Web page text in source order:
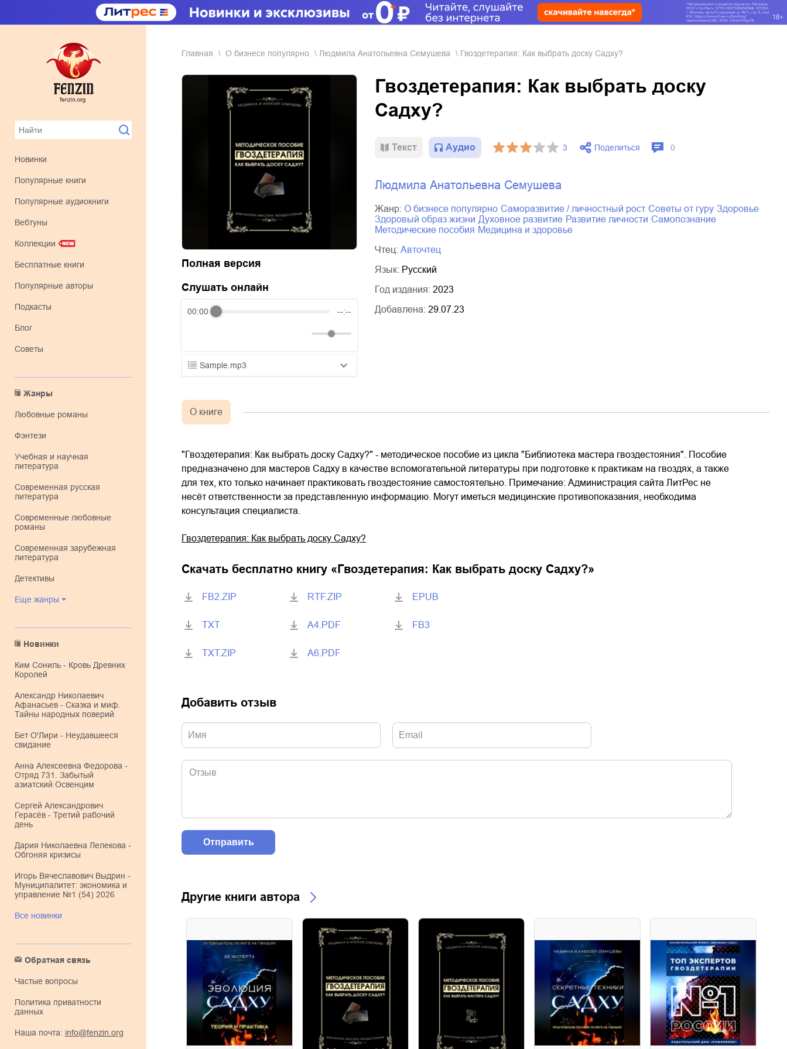
Новинки
Популярные книги
Популярные аудиокниги
Вебтуны
Коллекции
Бесплатные книги
Популярные авторы
Подкасты
Блог
Советы
Жанры
любовные романы
фэнтези
учебная и научная
литература
современная русская
литература
современные любовные
романы
современная зарубежная
литература
детективы
Еще жанры
Новинки
Ким Сониль - Кровь Древних
Королей
Александр Николаевич
Афанасьев - Сказка и миф.
Тайны народных поверий
Бет О'Лири - Неудавшееся
свидание
Анна Алексеевна Федорова -
Отряд 731. Забытый
азиатский Освенцим
Сергей Александрович
Герасёв - Третий рабочий
день
Дария Николаевна Лелекова -
Обгоняя кризисы
Игорь Вячеславович Выдрин -
Муниципалитет: экономика и
управление №1 (54) 2026
Все новинки
Обратная связь
Частые вопросы
Политика приватности
данных
Наша почта: info@fenzin.org
Главная о бизнесе популярно Людмила Анатольевна Семушева Гвоздетерапия: Как выбрать доску Садху?
Полная версия
Слушать онлайн
00:00 --:--
Sample.mp3
02.mp3
Гвоздетерапия: Как выбрать доску
Садху?
Текст Аудио 3 Поделиться 0
Людмила Анатольевна Семушева
Жанр: о бизнесе популярно саморазвитие / личностный рост советы от гуру
здоровье
здоровый образ жизни
духовное развитие развитие личности
самопознание
методические пособия
медицина и здоровье
Чтец:
Авточтец
Язык: Русский
Год издания: 2023
Добавлена: 29.07.23
О книге
"Гвоздетерапия: Как выбрать доску Садху?" - методическое пособие из цикла "Библиотека мастера гвоздестояния". Пособие
предназначено для мастеров Садху в качестве вспомогательной литературы при подготовке к практикам на гвоздях, а также
для тех, кто только начинает практиковать гвоздестояние самостоятельно. Примечание: Администрация сайта ЛитРес не
несёт ответственности за представленную информацию. Могут иметься медицинские противопоказания, необходима
консультация специалиста.
Гвоздетерапия: Как выбрать доску Садху?
Скачать бесплатно книгу « Гвоздетерапия: Как выбрать доску Садху?»
FB2.ZIP
TXT
TXT.ZIP
RTF.ZIP
A4.PDF
A6.PDF
EPUB
FB3
Добавить отзыв
Другие книги автора